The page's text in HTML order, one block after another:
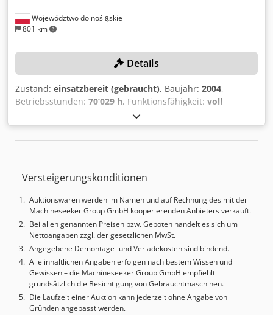
Województwo dolnośląskie
801 km
Details
Zustand: einsatzbereit (gebraucht), Baujahr: 2004,
Betriebsstunden: 70’029 h, Funktionsfähigkeit: voll
, Maschinen-/Fahrzeugnummer:
Schließkraft:2’300 kN, Schneckendurchmesser:135 mm,
Einspritzdruck:1’600 bar, Öffnungshub:3’800 mm,
mm Säulenabstand (H x V): 2.000 x 1.600 mm
Maximaler Öffnungshub: 3.800 mm Spritzeinheit
Schneckendurchmesser: 135 mm Schussvolumen: 8.870
cm³ Schussgewicht (PS): 8.071 g Einspritzdruck: 1.600 bar
MASCHINEN-DETAILS Nettogewicht (mit Schaltschrank):
113 t + 18 t Cjdpfx Acsxuqc Ns Isha Betriebsstunden:
70.029 h
Versteigerungskonditionen
Auktionswaren werden im Namen und auf Rechnung des mit der
Machineseeker Group GmbH kooperierenden Anbieters verkauft.
Bei allen genannten Preisen bzw. Geboten handelt es sich um
Nettoangaben zzgl. der gesetzlichen MwSt.
Angegebene Demontage- und Verladekosten sind bindend.
Alle inhaltlichen Angaben erfolgen nach bestem Wissen und
Gewissen – die Machineseeker Group GmbH empfiehlt
grundsätzlich die Besichtigung von Gebrauchtmaschinen.
Die Laufzeit einer Auktion kann jederzeit ohne Angabe von
Gründen angepasst werden.